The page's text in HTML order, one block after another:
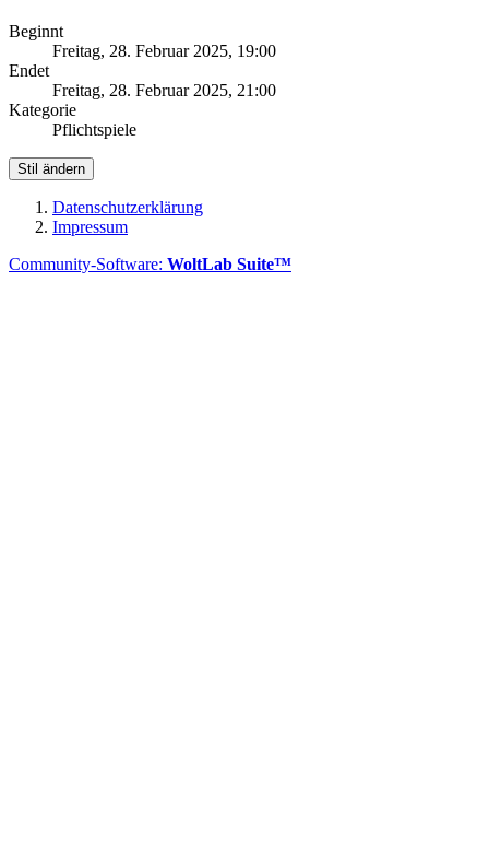
Beginnt
Freitag, 28. Februar 2025, 19:00
Endet
Freitag, 28. Februar 2025, 21:00
Kategorie
Pflichtspiele
Stil ändern
Datenschutzerklärung
Impressum
Community-Software: WoltLab Suite™